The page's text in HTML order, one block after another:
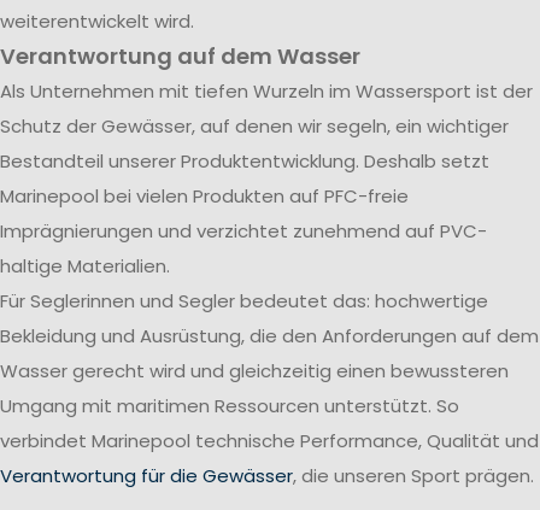
weiterentwickelt wird.
Verantwortung auf dem Wasser
Als Unternehmen mit tiefen Wurzeln im Wassersport ist der
Schutz der Gewässer, auf denen wir segeln, ein wichtiger
Bestandteil unserer Produktentwicklung. Deshalb setzt
Marinepool bei vielen Produkten auf PFC-freie
Imprägnierungen und verzichtet zunehmend auf PVC-
haltige Materialien.
Für Seglerinnen und Segler bedeutet das: hochwertige
Bekleidung und Ausrüstung, die den Anforderungen auf dem
Wasser gerecht wird und gleichzeitig einen bewussteren
Umgang mit maritimen Ressourcen unterstützt. So
verbindet Marinepool technische Performance, Qualität und
Verantwortung für die Gewässer, die unseren Sport prägen.